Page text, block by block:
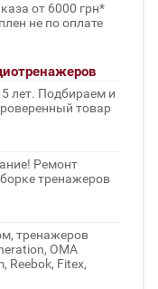
от 6000 грн*
не по оплате
лет. Подбираем и
товар
Ремонт
тренажеров
тренажеров
OMA
Reebok, Fitex,